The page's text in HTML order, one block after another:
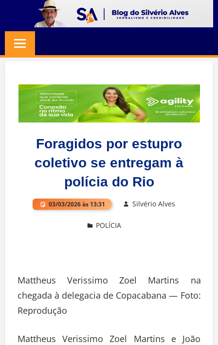
content
SILVERIO
ALVES
Jornalismo
Credibilidade
Foragidos por estupro
coletivo se entregam à
polícia do Rio
03/03/2026 às 13:31 Silvério Alves
POLÍCIA
Mattheus Verissimo Zoel Martins na
chegada à delegacia de Copacabana — Foto:
Reprodução
Mattheus Verissimo Zoel Martins e João